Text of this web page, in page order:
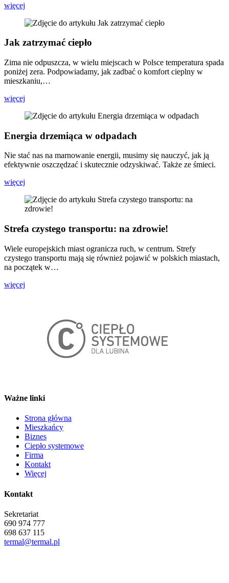
więcej
Jak zatrzymać ciepło
Zima nie odpuszcza, w wielu miejscach w Polsce temperatura spada
poniżej zera. Podpowiadamy, jak zadbać o komfort cieplny w
mieszkaniu,…
więcej
Energia drzemiąca w odpadach
Nie stać nas na marnowanie energii, musimy się nauczyć, jak ją
efektywnie oszczędzać i skutecznie odzyskiwać. Także ze śmieci.
więcej
Strefa czystego transportu: na zdrowie!
Wiele europejskich miast ogranicza ruch, w centrum. Strefy
czystego transportu mają się również pojawić w polskich miastach,
na początek w…
więcej
Ważne linki
Strona główna
Mieszkańcy
Biznes
Ciepło systemowe
Firma
Kontakt
Więcej
Kontakt
Sekretariat
690 974 777
698 637 115
termal@termal.pl